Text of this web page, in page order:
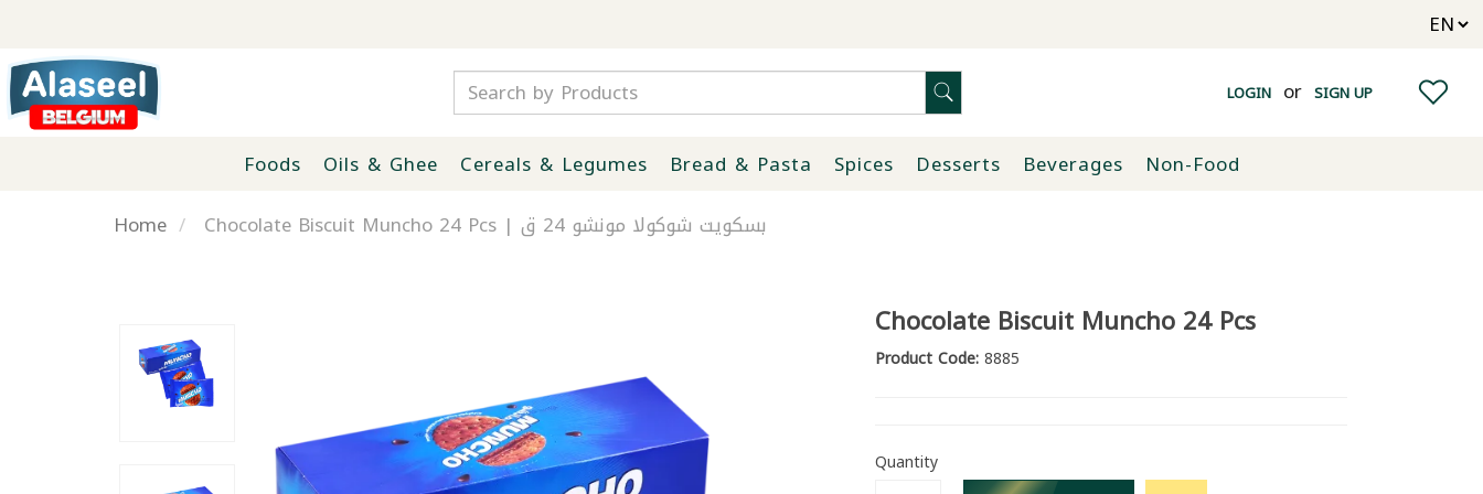
LOGIN or SIGN UP
Foods Oils & Ghee Cereals & Legumes Bread & Pasta Spices Desserts Beverages
Non-Food
Home
Chocolate Biscuit Muncho 24 Pcs | بسكويت شوكولا مونشو 24 ق
Chocolate Biscuit Muncho 24 Pcs
Product Code:8885
Quantity